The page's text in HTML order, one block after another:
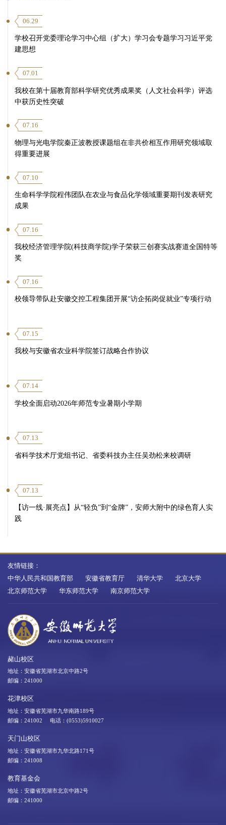
第 5 页
06.29
学校召开党委理论学习中心组（扩大）学习会专题学习习近平党
建思想
07.01
我校在第十届教育部科学研究优秀成果奖（人文社会科学）评选
中获历史性突破
07.16
物理与光电学院秦正波教授课题组在非共价相互作用研究领域取
得重要进展
07.10
生命科学学院程伟团队在农业与食品化学领域重要期刊发表研究
成果
07.16
我校经济管理学院(科技商学院)学子荣获三创赛实战赛道全国特等
奖
07.16
校领导带队赴安徽交控工程集团开展“访企拓岗促就业”专项行动
07.15
我校与安徽省农业科学院签订战略合作协议
07.14
学校全面启动2026年师范专业暑期小学期
07.13
省科学技术厅党组书记、省委科技办主任吴劲松来校调研
07.13
【访一线·展亮点】从“轻负”到“金牌”，安师大附中的绿色育人实
践
友情链接：
中华人民共和国教育部
安徽省教育厅 清华大学
北京大学
北京师范大学
华东师范大学 南京师范大学
赭山校区
地址：安徽省芜湖市北京中路2号
邮编：241000
花津校区
地址：安徽省芜湖市九华南路189号
邮编：241002 电话：(0553)5910027
天门山校区
地址：安徽省芜湖市九华北路171号
邮编：241008
教育基金会
地址：安徽省芜湖市北京中路2号
邮编：241000